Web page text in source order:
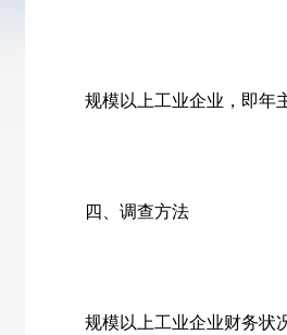
规模以上工业企业，即年主
四、调查方法
规模以上工业企业财务状况